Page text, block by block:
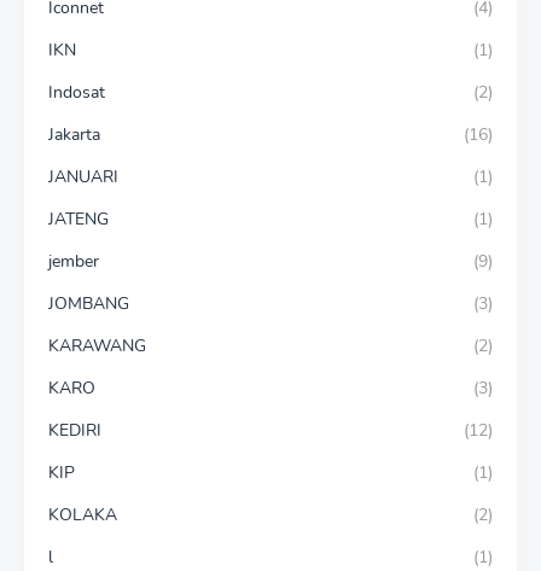
Iconnet
(4)
IKN
(1)
Indosat
(2)
Jakarta
(16)
JANUARI
(1)
JATENG
(1)
jember
(9)
JOMBANG
(3)
KARAWANG
(2)
KARO
(3)
KEDIRI
(12)
KIP
(1)
KOLAKA
(2)
l
(1)